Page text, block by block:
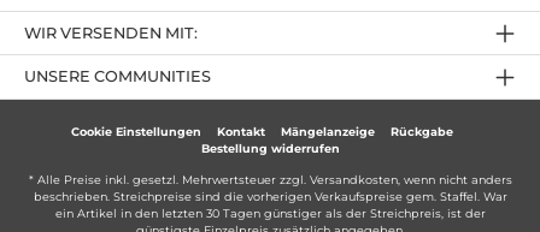
UNSERE COMMUNITIES
WIR VERSENDEN MIT:
Cookie Einstellungen Kontakt Mängelanzeige
Rückgabe
Bestellung widerrufen
* Alle Preise inkl. gesetzl. Mehrwertsteuer zzgl. Versandkosten, wenn nicht anders
beschrieben. Streichpreise sind die vorherigen Verkaufspreise gem. Staffel. War
ein Artikel in den letzten 30 Tagen günstiger als der Streichpreis, ist der